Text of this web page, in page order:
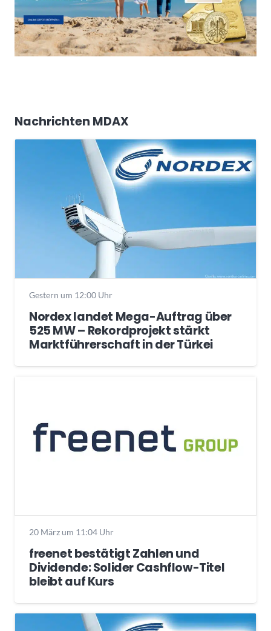
Nachrichten MDAX
Gestern um 12:00 Uhr
Nordex landet Mega-Auftrag über
525 MW – Rekordprojekt stärkt
Marktführerschaft in der Türkei
20 März um 11:04 Uhr
freenet bestätigt Zahlen und
Dividende: Solider Cashflow-Titel
bleibt auf Kurs